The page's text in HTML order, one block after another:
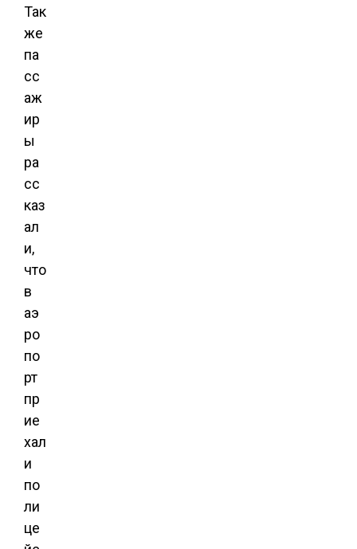
Так
же
па
сс
аж
ир
ы
ра
сс
каз
ал
и,
что
в
аэ
ро
по
рт
пр
ие
хал
и
по
ли
це